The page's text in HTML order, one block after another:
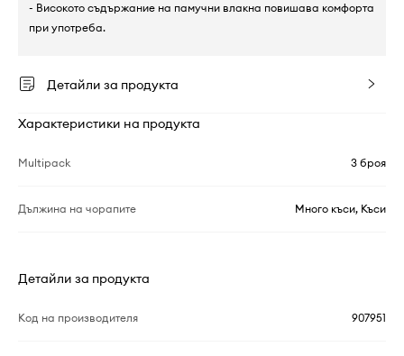
- Високото съдържание на памучни влакна повишава комфорта
при употреба.
Детайли за продукта
Характеристики на продукта
Multipack 3 броя
Дължина на чорапите Много къси, Къси
Детайли за продукта
Код на производителя 907951